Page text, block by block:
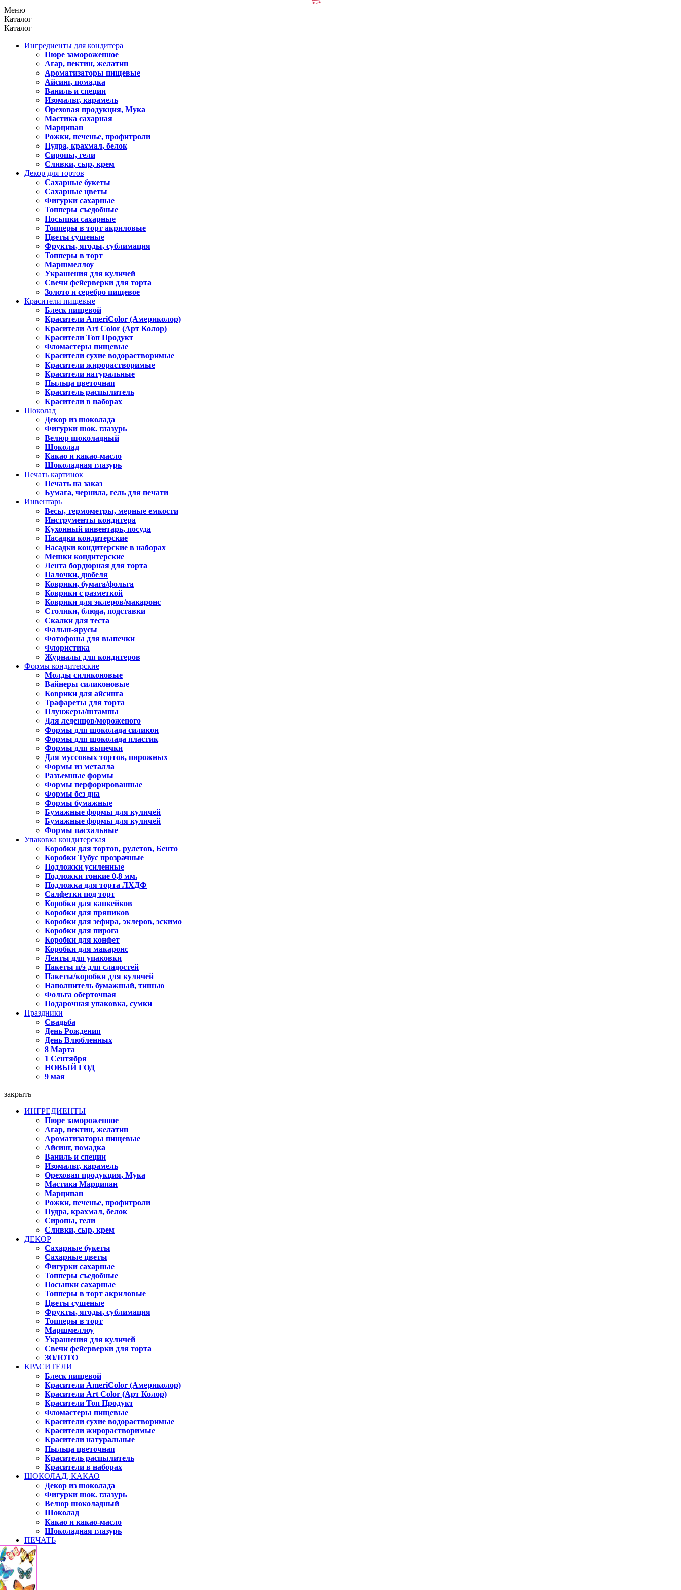
Меню
Каталог
Каталог
Ингредиенты для кондитера
Пюре замороженное
Агар, пектин, желатин
Ароматизаторы пищевые
Айсинг, помадка
Ваниль и специи
Изомальт, карамель
Ореховая продукция, Мука
Мастика сахарная
Марципан
Рожки, печенье, профитроли
Пудра, крахмал, белок
Сиропы, гели
Сливки, сыр, крем
Декор для тортов
Сахарные букеты
Сахарные цветы
Фигурки сахарные
Топперы съедобные
Посыпки сахарные
Топперы в торт акриловые
Цветы сушеные
Фрукты, ягоды, сублимация
Топперы в торт
Маршмеллоу
Украшения для куличей
Свечи фейерверки для торта
Золото и серебро пищевое
Красители пищевые
Блеск пищевой
Красители AmeriColor (Америколор)
Красители Art Color (Арт Колор)
Красители Топ Продукт
Фломастеры пищевые
Красители сухие водорастворимые
Красители жирорастворимые
Красители натуральные
Пыльца цветочная
Краситель распылитель
Красители в наборах
Шоколад
Декор из шоколада
Фигурки шок. глазурь
Велюр шоколадный
Шоколад
Какао и какао-масло
Шоколадная глазурь
Печать картинок
Печать на заказ
Бумага, чернила, гель для печати
Инвентарь
Весы, термометры, мерные емкости
Инструменты кондитера
Кухонный инвентарь, посуда
Насадки кондитерские
Насадки кондитерские в наборах
Мешки кондитерские
Лента бордюрная для торта
Палочки, дюбеля
Коврики, бумага/фольга
Коврики с разметкой
Коврики для эклеров/макаронс
Столики, блюда, подставки
Скалки для теста
Фальш-ярусы
Фотофоны для выпечки
Флористика
Журналы для кондитеров
Формы кондитерские
Молды силиконовые
Вайнеры силиконовые
Коврики для айсинга
Трафареты для торта
Плунжеры/штампы
Для леденцов/мороженого
Формы для шоколада силикон
Формы для шоколада пластик
Формы для выпечки
Для муссовых тортов, пирожных
Формы из металла
Разъемные формы
Формы перфорированные
Формы без дна
Формы бумажные
Бумажные формы для куличей
Бумажные формы для куличей
Формы пасхальные
Упаковка кондитерская
Коробки для тортов, рулетов, Бенто
Коробки Тубус прозрачные
Подложки усиленные
Подложки тонкие 0,8 мм.
Подложка для торта ЛХДФ
Салфетки под торт
Коробки для капкейков
Коробки для пряников
Коробки для зефира, эклеров, эскимо
Коробки для пирога
Коробки для конфет
Коробки для макаронс
Ленты для упаковки
Пакеты п/э для сладостей
Пакеты/коробки для куличей
Наполнитель бумажный, тишью
Фольга оберточная
Подарочная упаковка, сумки
Праздники
Свадьба
День Рождения
День Влюбленных
8 Марта
1 Сентября
НОВЫЙ ГОД
9 мая
закрыть
ИНГРЕДИЕНТЫ
Пюре замороженное
Агар, пектин, желатин
Ароматизаторы пищевые
Айсинг, помадка
Ваниль и специи
Изомальт, карамель
Ореховая продукция, Мука
Мастика Марципан
Марципан
Рожки, печенье, профитроли
Пудра, крахмал, белок
Сиропы, гели
Сливки, сыр, крем
ДЕКОР
Сахарные букеты
Сахарные цветы
Фигурки сахарные
Топперы съедобные
Посыпки сахарные
Топперы в торт акриловые
Цветы сушеные
Фрукты, ягоды, сублимация
Топперы в торт
Маршмеллоу
Украшения для куличей
Свечи фейерверки для торта
ЗОЛОТО
КРАСИТЕЛИ
Блеск пищевой
Красители AmeriColor (Америколор)
Красители Art Color (Арт Колор)
Красители Топ Продукт
Фломастеры пищевые
Красители сухие водорастворимые
Красители жирорастворимые
Красители натуральные
Пыльца цветочная
Краситель распылитель
Красители в наборах
ШОКОЛАД, КАКАО
Декор из шоколада
Фигурки шок. глазурь
Велюр шоколадный
Шоколад
Какао и какао-масло
Шоколадная глазурь
ПЕЧАТЬ